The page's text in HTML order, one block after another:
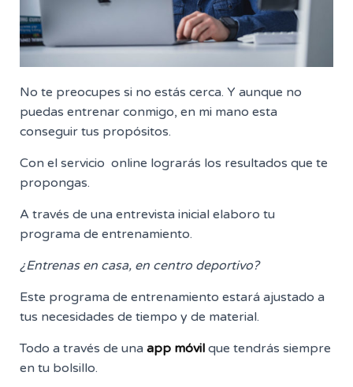
No te preocupes si no estás cerca. Y aunque no
puedas entrenar conmigo, en mi mano esta
conseguir tus propósitos.
Con el servicio online lograrás los resultados que te
propongas.
A través de una entrevista inicial elaboro tu
programa de entrenamiento.
¿Entrenas en casa, en centro deportivo?
Este programa de entrenamiento estará ajustado a
tus necesidades de tiempo y de material.
Todo a través de una app móvil que tendrás siempre
en tu bolsillo.